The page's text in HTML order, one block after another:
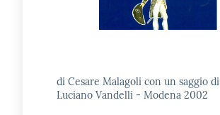
di Cesare Malagoli con un saggio di
Luciano Vandelli - Modena 2002